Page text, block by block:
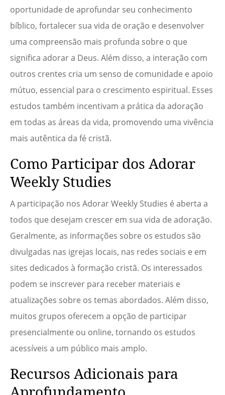
oportunidade de aprofundar seu conhecimento
bíblico, fortalecer sua vida de oração e desenvolver
uma compreensão mais profunda sobre o que
significa adorar a Deus. Além disso, a interação com
outros crentes cria um senso de comunidade e apoio
mútuo, essencial para o crescimento espiritual. Esses
estudos também incentivam a prática da adoração
em todas as áreas da vida, promovendo uma vivência
mais autêntica da fé cristã.
Como Participar dos Adorar
Weekly Studies
A participação nos Adorar Weekly Studies é aberta a
todos que desejam crescer em sua vida de adoração.
Geralmente, as informações sobre os estudos são
divulgadas nas igrejas locais, nas redes sociais e em
sites dedicados à formação cristã. Os interessados
podem se inscrever para receber materiais e
atualizações sobre os temas abordados. Além disso,
muitos grupos oferecem a opção de participar
presencialmente ou online, tornando os estudos
acessíveis a um público mais amplo.
Recursos Adicionais para